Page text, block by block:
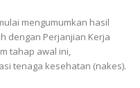
mengumumkan hasil
dengan Perjanjian Kerja
tahap awal ini,
tenaga kesehatan (nakes).